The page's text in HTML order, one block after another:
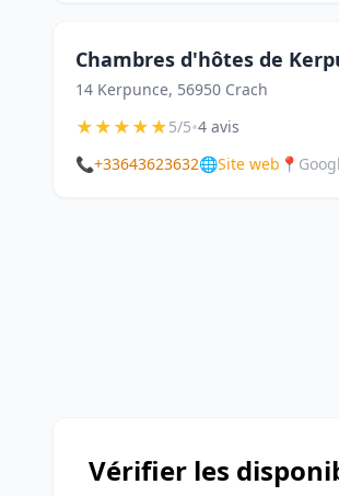
Chambres d'hôtes de
14 Kerpunce, 56950 Crach
★★★★★5/5•4 avis
📞+33643623632🌐Site web 📍
Vérifier les